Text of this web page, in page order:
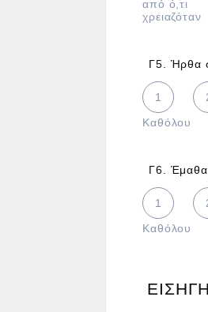
από ό,τι
χρειαζόταν
Γ5. Ήρθα
Καθόλου
1
1 is
Γ6. Έμαθα
Καθόλου
1
1 is